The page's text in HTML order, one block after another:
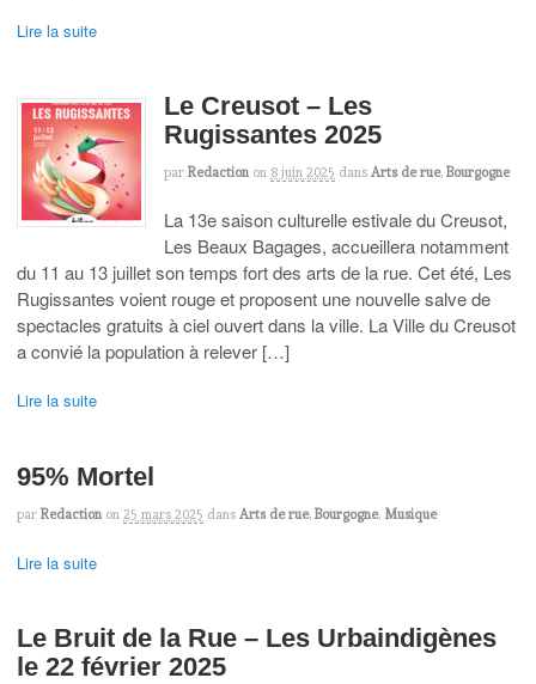
Lire la suite
Le Creusot – Les
Rugissantes 2025
par Redaction on 8 juin 2025 dans Arts de rue, Bourgogne
La 13e saison culturelle estivale du Creusot,
Les Beaux Bagages, accueillera notamment
du 11 au 13 juillet son temps fort des arts de la rue. Cet été, Les
Rugissantes voient rouge et proposent une nouvelle salve de
spectacles gratuits à ciel ouvert dans la ville. La Ville du Creusot
a convié la population à relever […]
Lire la suite
95% Mortel
par Redaction on 25 mars 2025 dans Arts de rue, Bourgogne, Musique
Lire la suite
Le Bruit de la Rue – Les Urbaindigènes
le 22 février 2025